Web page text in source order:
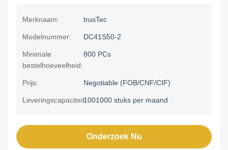
Merknaam: trusTec
Modelnummer: DC41S50-2
Minimale
bestelhoeveelheid:
800 PCs
Prijs: Negotiable (FOB/CNF/CIF)
Leveringscapaciteit:1001000 stuks per maand
Onderzoek Nu